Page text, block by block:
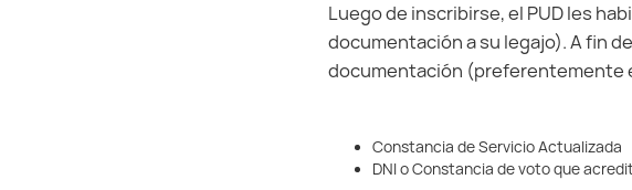
Luego de inscribirse, el PUD les
documentación a su legajo). A fin
documentación (preferentemente
Constancia de Servicio Actualizada
DNI o Constancia de voto que